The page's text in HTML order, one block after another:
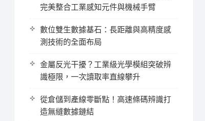
完美整合工業感知元件與機械手臂
數位雙生數據基石：長距離與高精度感
測技術的全面布局
金屬反光干擾？工業級光學模組突破辨
識極限，一次讀取率直線攀升
從倉儲到產線零斷點！高速條碼辨識打
造無縫數據鏈結